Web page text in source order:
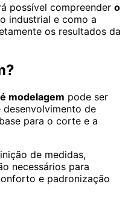
possível compreender o
industrial e como a
os resultados da
modelagem pode ser
de
para o corte e a
de medidas,
necessários para
e padronização